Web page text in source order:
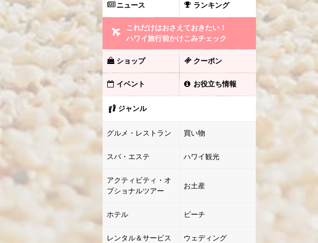
ニュース ランキング
これだけはおさえておきたい！
ハワイ旅行前かけこみチェック
ショップ クーポン
イベント お役立ち情報
ジャンル
グルメ・レストラン 買い物
スパ・エステ ハワイ観光
アクティビティ・オ
プショナルツアー
お土産
ホテル ビーチ
レンタル＆サービス ウェディング